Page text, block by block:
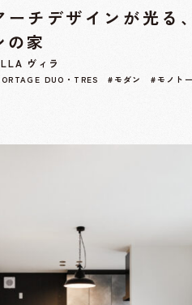
ーチデザインが光る
の家
ヴィラ
DUO・TRES #モダン #モノト